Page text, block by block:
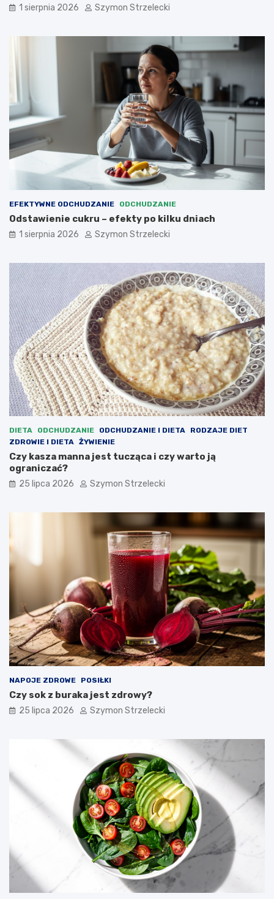
1 sierpnia 2026 Szymon Strzelecki
EFEKTYWNE ODCHUDZANIE ODCHUDZANIE
Odstawienie cukru – efekty po kilku dniach
1 sierpnia 2026 Szymon Strzelecki
DIETA ODCHUDZANIE ODCHUDZANIE I DIETA
RODZAJE DIET
ZDROWIE I DIETA ŻYWIENIE
Czy kasza manna jest tucząca i czy warto ją
ograniczać?
25 lipca 2026 Szymon Strzelecki
NAPOJE ZDROWE POSIŁKI
Czy sok z buraka jest zdrowy?
25 lipca 2026 Szymon Strzelecki